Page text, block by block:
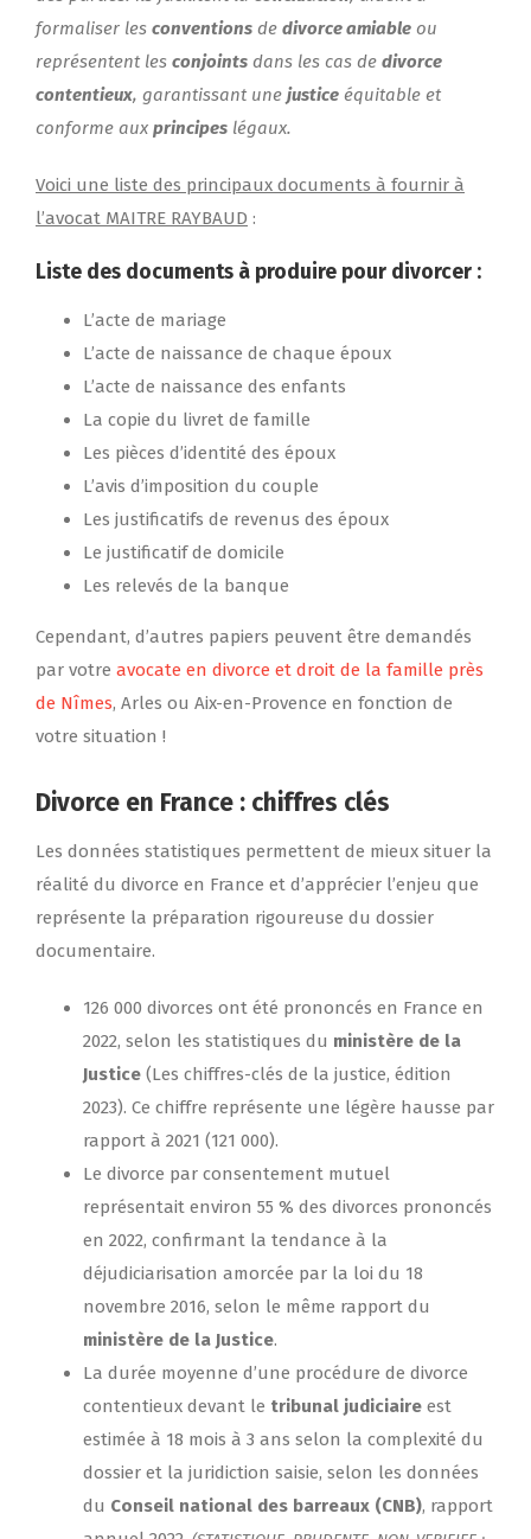
formaliser les conventions de divorce amiable ou
représentent les conjoints dans les cas de divorce
contentieux, garantissant une justice équitable et
conforme aux principes légaux.
Voici une liste des principaux documents à fournir à
l’avocat MAITRE RAYBAUD :
Liste des documents à produire pour divorcer :
L’acte de mariage
L’acte de naissance de chaque époux
L’acte de naissance des enfants
La copie du livret de famille
Les pièces d’identité des époux
L’avis d’imposition du couple
Les justificatifs de revenus des époux
Le justificatif de domicile
Les relevés de la banque
Cependant, d’autres papiers peuvent être demandés
par votre avocate en divorce et droit de la famille près
de Nîmes, Arles ou Aix-en-Provence en fonction de
votre situation !
Divorce en France : chiffres clés
Les données statistiques permettent de mieux situer la
réalité du divorce en France et d’apprécier l’enjeu que
représente la préparation rigoureuse du dossier
documentaire.
126 000 divorces ont été prononcés en France en
2022, selon les statistiques du ministère de la
Justice (Les chiffres-clés de la justice, édition
2023). Ce chiffre représente une légère hausse par
rapport à 2021 (121 000).
Le divorce par consentement mutuel
représentait environ 55 % des divorces prononcés
en 2022, confirmant la tendance à la
déjudiciarisation amorcée par la loi du 18
novembre 2016, selon le même rapport du
ministère de la Justice.
La durée moyenne d’une procédure de divorce
contentieux devant le tribunal judiciaire est
estimée à 18 mois à 3 ans selon la complexité du
dossier et la juridiction saisie, selon les données
du Conseil national des barreaux (CNB), rapport